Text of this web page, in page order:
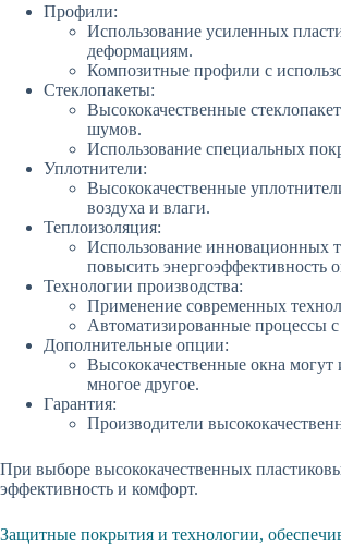
Профили:
Использование усиленных
деформациям.
Композитные профили с
Стеклопакеты:
Высококачественные
шумов.
Использование специальных
Уплотнители:
Высококачественные
воздуха и влаги.
Теплоизоляция:
Использование инновационных
повысить энергоэффективность
Технологии производства:
Применение современных
Автоматизированные процессы с
Дополнительные опции:
Высококачественные окна
многое другое.
Гарантия:
Производители
При выборе высококачественных
эффективность и комфорт.
Защитные покрытия и технологии,